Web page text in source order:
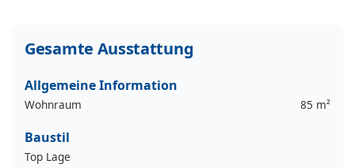
Gesamte Ausstattung
Allgemeine Information
Wohnraum 85 m²
Baustil
Top Lage